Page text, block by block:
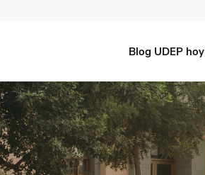
Blog UDEP hoy